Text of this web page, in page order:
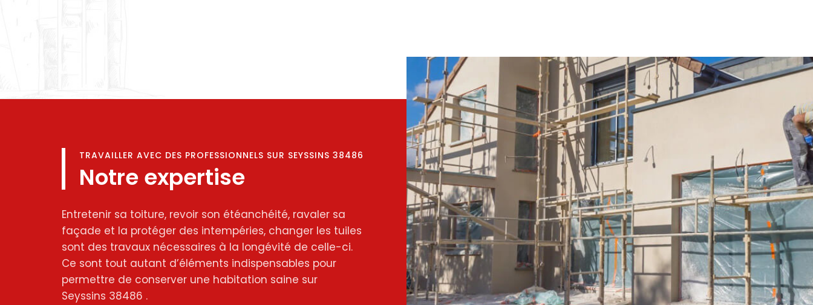
TRAVAILLER AVEC DES PROFESSIONNELS SUR SEYSSINS 38486
Notre expertise
Entretenir sa toiture, revoir son étéanchéité, ravaler sa
façade et la protéger des intempéries, changer les tuiles
sont des travaux nécessaires à la longévité de celle-ci.
Ce sont tout autant d’éléments indispensables pour
permettre de conserver une habitation saine sur
Seyssins 38486 .